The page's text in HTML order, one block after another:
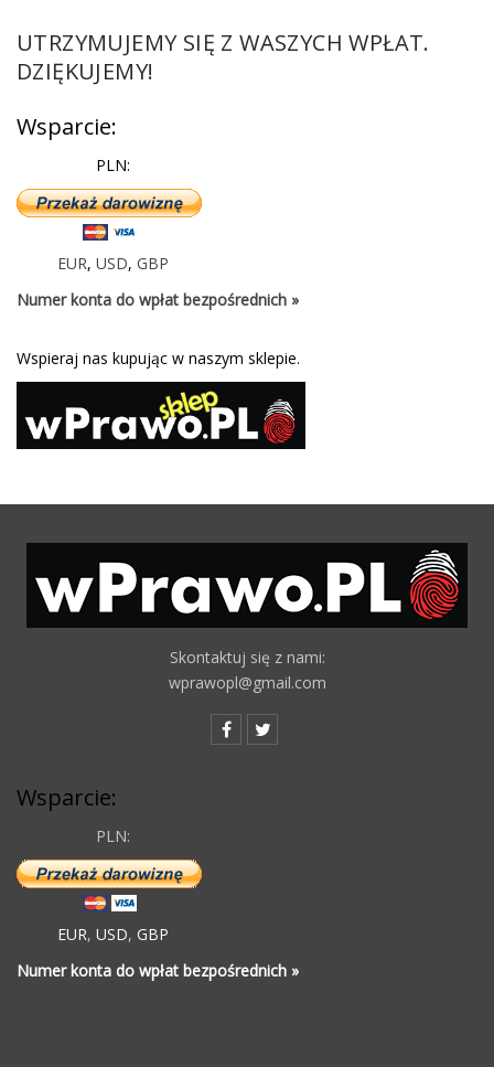
UTRZYMUJEMY SIĘ Z WASZYCH WPŁAT.
DZIĘKUJEMY!
Wsparcie:
PLN:
EUR, USD, GBP
Numer konta do wpłat bezpośrednich »
Wspieraj nas kupując w naszym sklepie.
Skontaktuj się z nami:
wprawopl@gmail.com
Wsparcie:
PLN:
EUR, USD, GBP
Numer konta do wpłat bezpośrednich »